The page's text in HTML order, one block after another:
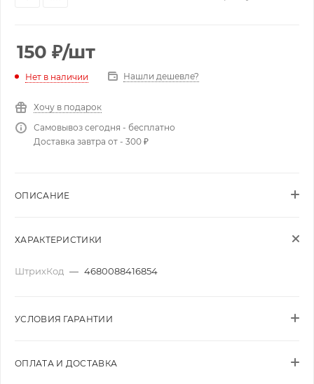
150 ₽/шт
Нет в наличии Нашли дешевле?
Хочу в подарок
Самовывоз сегодня - бесплатно
Доставка завтра от - 300 ₽
ОПИСАНИЕ
ХАРАКТЕРИСТИКИ
ШтрихКод — 4680088416854
УСЛОВИЯ ГАРАНТИИ
ОПЛАТА И ДОСТАВКА